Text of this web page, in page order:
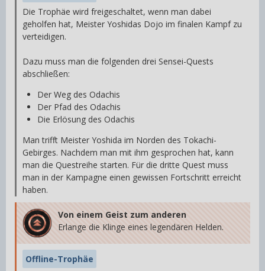
Die Trophäe wird freigeschaltet, wenn man dabei
geholfen hat, Meister Yoshidas Dojo im finalen Kampf zu
verteidigen.
Dazu muss man die folgenden drei Sensei-Quests
abschließen:
Der Weg des Odachis
Der Pfad des Odachis
Die Erlösung des Odachis
Man trifft Meister Yoshida im Norden des Tokachi-
Gebirges. Nachdem man mit ihm gesprochen hat, kann
man die Questreihe starten. Für die dritte Quest muss
man in der Kampagne einen gewissen Fortschritt erreicht
haben.
Von einem Geist zum anderen
Erlange die Klinge eines legendären Helden.
Offline-Trophäe